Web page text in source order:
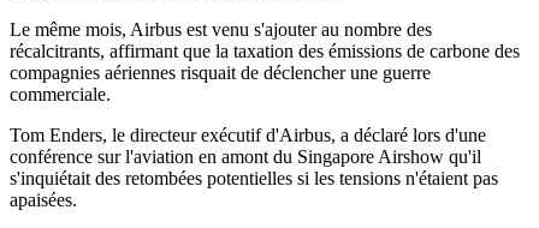
Le même mois, Airbus est venu s'ajouter au nombre des
récalcitrants, affirmant que la taxation des émissions de carbone des
compagnies aériennes risquait de déclencher une guerre
commerciale.
Tom Enders, le directeur exécutif d'Airbus, a déclaré lors d'une
conférence sur l'aviation en amont du Singapore Airshow qu'il
s'inquiétait des retombées potentielles si les tensions n'étaient pas
apaisées.